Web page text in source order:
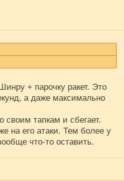
+ парочку ракет. Это
а даже максимально
тапкам и сбегает.
на его атаки. Тем более у
что-то оставить.